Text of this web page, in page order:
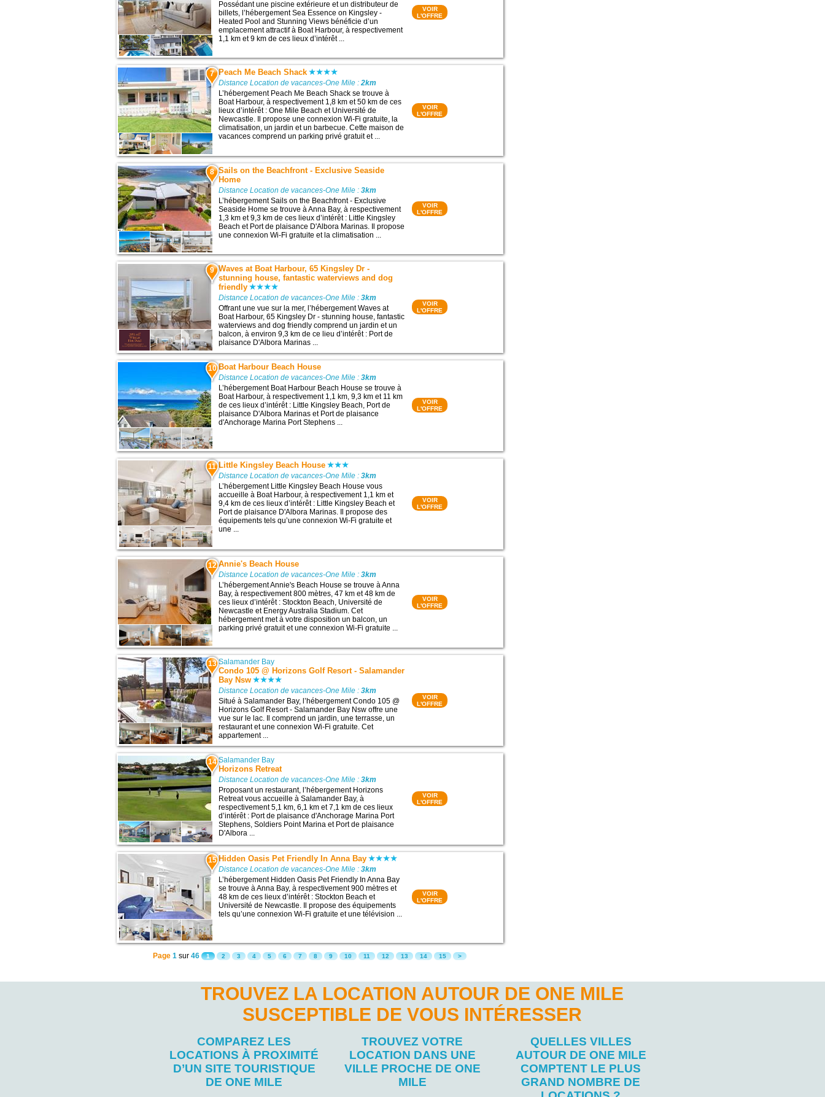
Possédant une piscine extérieure et un distributeur de
billets, l’hébergement Sea Essence on Kingsley -
Heated Pool and Stunning Views bénéficie d’un
emplacement attractif à Boat Harbour, à respectivement
1,1 km et 9 km de ces lieux d’intérêt ...
VOIR
L'OFFRE
7 Peach Me Beach Shack
Distance Location de vacances-One Mile :2km
L’hébergement Peach Me Beach Shack se trouve à
Boat Harbour, à respectivement 1,8 km et 50 km de ces
lieux d’intérêt : One Mile Beach et Université de
Newcastle. Il propose une connexion Wi-Fi gratuite, la
climatisation, un jardin et un barbecue. Cette maison de
vacances comprend un parking privé gratuit et ...
VOIR
L'OFFRE
8 Sails on the Beachfront - Exclusive Seaside
Home
Distance Location de vacances-One Mile :3km
L’hébergement Sails on the Beachfront - Exclusive
Seaside Home se trouve à Anna Bay, à respectivement
1,3 km et 9,3 km de ces lieux d’intérêt : Little Kingsley
Beach et Port de plaisance D'Albora Marinas. Il propose
une connexion Wi-Fi gratuite et la climatisation ...
VOIR
L'OFFRE
9 Waves at Boat Harbour, 65 Kingsley Dr -
stunning house, fantastic waterviews and dog
friendly
Distance Location de vacances-One Mile :3km
Offrant une vue sur la mer, l’hébergement Waves at
Boat Harbour, 65 Kingsley Dr - stunning house, fantastic
waterviews and dog friendly comprend un jardin et un
balcon, à environ 9,3 km de ce lieu d’intérêt : Port de
plaisance D'Albora Marinas ...
VOIR
L'OFFRE
10 Boat Harbour Beach House
Distance Location de vacances-One Mile :3km
L’hébergement Boat Harbour Beach House se trouve à
Boat Harbour, à respectivement 1,1 km, 9,3 km et 11 km
de ces lieux d’intérêt : Little Kingsley Beach, Port de
plaisance D'Albora Marinas et Port de plaisance
d'Anchorage Marina Port Stephens ...
VOIR
L'OFFRE
11 Little Kingsley Beach House
Distance Location de vacances-One Mile :3km
L’hébergement Little Kingsley Beach House vous
accueille à Boat Harbour, à respectivement 1,1 km et
9,4 km de ces lieux d’intérêt : Little Kingsley Beach et
Port de plaisance D'Albora Marinas. Il propose des
équipements tels qu’une connexion Wi-Fi gratuite et
une ...
VOIR
L'OFFRE
12 Annie's Beach House
Distance Location de vacances-One Mile :3km
L’hébergement Annie's Beach House se trouve à Anna
Bay, à respectivement 800 mètres, 47 km et 48 km de
ces lieux d’intérêt : Stockton Beach, Université de
Newcastle et Energy Australia Stadium. Cet
hébergement met à votre disposition un balcon, un
parking privé gratuit et une connexion Wi-Fi gratuite ...
VOIR
L'OFFRE
13 Salamander Bay
Condo 105 @ Horizons Golf Resort - Salamander
Bay Nsw
Distance Location de vacances-One Mile :3km
Situé à Salamander Bay, l’hébergement Condo 105 @
Horizons Golf Resort - Salamander Bay Nsw offre une
vue sur le lac. Il comprend un jardin, une terrasse, un
restaurant et une connexion Wi-Fi gratuite. Cet
appartement ...
VOIR
L'OFFRE
14 Salamander Bay
Horizons Retreat
Distance Location de vacances-One Mile :3km
Proposant un restaurant, l’hébergement Horizons
Retreat vous accueille à Salamander Bay, à
respectivement 5,1 km, 6,1 km et 7,1 km de ces lieux
d’intérêt : Port de plaisance d'Anchorage Marina Port
Stephens, Soldiers Point Marina et Port de plaisance
D'Albora ...
VOIR
L'OFFRE
15 Hidden Oasis Pet Friendly In Anna Bay
Distance Location de vacances-One Mile :3km
L’hébergement Hidden Oasis Pet Friendly In Anna Bay
se trouve à Anna Bay, à respectivement 900 mètres et
48 km de ces lieux d’intérêt : Stockton Beach et
Université de Newcastle. Il propose des équipements
tels qu’une connexion Wi-Fi gratuite et une télévision ...
VOIR
L'OFFRE
Page 1 sur46 1 2 3 4 5 6 7 8 9 10 11 12 13 14 15 >
TROUVEZ LA LOCATION AUTOUR DE ONE MILE
SUSCEPTIBLE DE VOUS INTÉRESSER
COMPAREZ LES
LOCATIONS À PROXIMITÉ
D’UN SITE TOURISTIQUE
DE ONE MILE
TROUVEZ VOTRE
LOCATION DANS UNE
VILLE PROCHE DE ONE
MILE
QUELLES VILLES
AUTOUR DE ONE MILE
COMPTENT LE PLUS
GRAND NOMBRE DE